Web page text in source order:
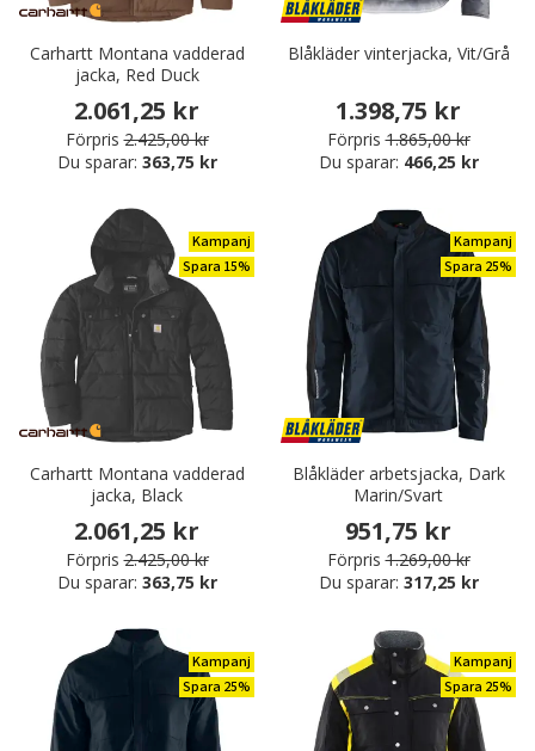
Carhartt Montana vadderad
jacka, Red Duck
2.061,25 kr
Förpris 2.425,00 kr
Du sparar: 363,75 kr
Blåkläder vinterjacka, Vit/Grå
1.398,75 kr
Förpris 1.865,00 kr
Du sparar: 466,25 kr
Kampanj
Spara 15%
Carhartt Montana vadderad
jacka, Black
2.061,25 kr
Förpris 2.425,00 kr
Du sparar: 363,75 kr
Kampanj
Spara 25%
Blåkläder arbetsjacka, Dark
Marin/Svart
951,75 kr
Förpris 1.269,00 kr
Du sparar: 317,25 kr
Kampanj
Spara 25%
Kampanj
Spara 25%